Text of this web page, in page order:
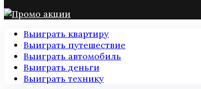
Выиграть квартиру
Выиграть путешествие
Выиграть автомобиль
Выиграть деньги
Выиграть технику